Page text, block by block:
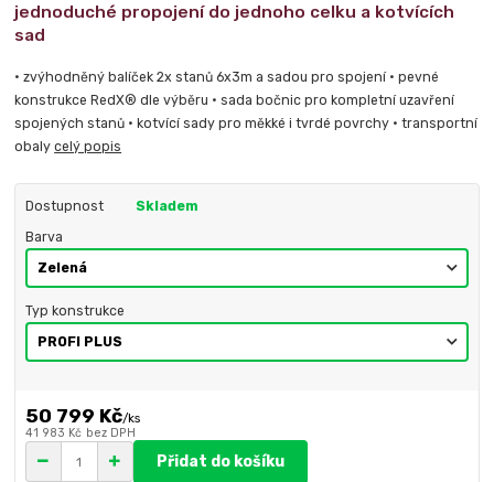
jednoduché propojení do jednoho celku a kotvících
sad
• zvýhodněný balíček 2x stanů 6x3m a sadou pro spojení • pevné
konstrukce RedX® dle výběru • sada bočnic pro kompletní uzavření
spojených stanů • kotvící sady pro měkké i tvrdé povrchy • transportní
obalycelý popis
Dostupnost Skladem
Barva
Typ konstrukce
50 799 Kč/ks
41 983 Kč bez DPH
Přidat do košíku